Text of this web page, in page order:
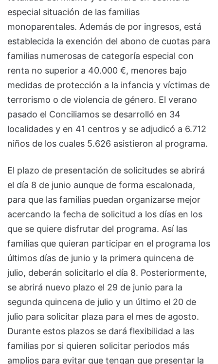
especial situación de las familias
monoparentales. Además de por ingresos, está
establecida la exención del abono de cuotas para
familias numerosas de categoría especial con
renta no superior a 40.000 €, menores bajo
medidas de protección a la infancia y víctimas de
terrorismo o de violencia de género. El verano
pasado el Conciliamos se desarrolló en 34
localidades y en 41 centros y se adjudicó a 6.712
niños de los cuales 5.626 asistieron al programa.
El plazo de presentación de solicitudes se abrirá
el día 8 de junio aunque de forma escalonada,
para que las familias puedan organizarse mejor
acercando la fecha de solicitud a los días en los
que se quiere disfrutar del programa. Así las
familias que quieran participar en el programa los
últimos días de junio y la primera quincena de
julio, deberán solicitarlo el día 8. Posteriormente,
se abrirá nuevo plazo el 29 de junio para la
segunda quincena de julio y un último el 20 de
julio para solicitar plaza para el mes de agosto.
Durante estos plazos se dará flexibilidad a las
familias por si quieren solicitar periodos más
amplios para evitar que tengan que presentar la